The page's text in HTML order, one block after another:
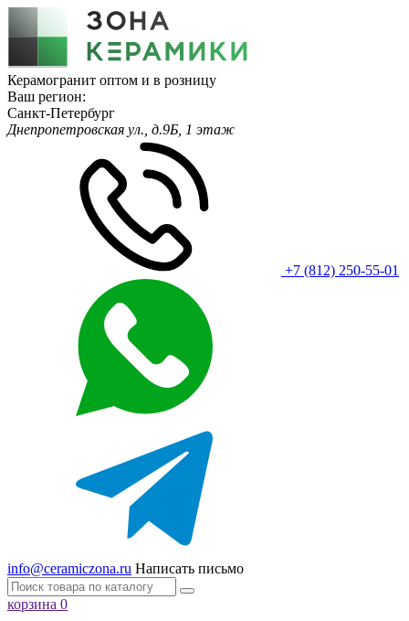
Керамогранит оптом и в розницу
Ваш регион:
Санкт-Петербург
Днепропетровская ул., д.9Б, 1 этаж
+7 (812) 250-55-01
info@ceramiczona.ru Написать письмо
корзина 0